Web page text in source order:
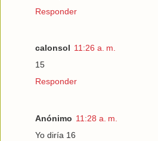
Responder
calonsol 11:26 a. m.
15
Responder
Anónimo 11:28 a. m.
Yo diría 16